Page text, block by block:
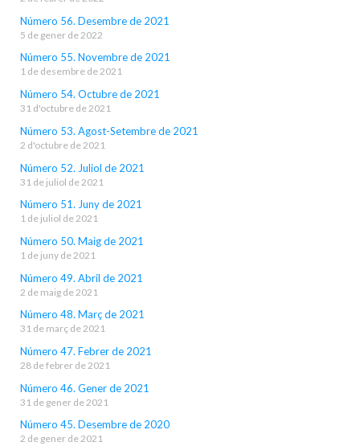
Número 56. Desembre de 2021
5 de gener de 2022
Número 55. Novembre de 2021
1 de desembre de 2021
Número 54. Octubre de 2021
31 d'octubre de 2021
Número 53. Agost-Setembre de 2021
2 d'octubre de 2021
Número 52. Juliol de 2021
31 de juliol de 2021
Número 51. Juny de 2021
1 de juliol de 2021
Número 50. Maig de 2021
1 de juny de 2021
Número 49. Abril de 2021
2 de maig de 2021
Número 48. Març de 2021
31 de març de 2021
Número 47. Febrer de 2021
28 de febrer de 2021
Número 46. Gener de 2021
31 de gener de 2021
Número 45. Desembre de 2020
2 de gener de 2021